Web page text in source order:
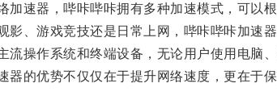
速器，哔咔哔咔拥有多种加速模式，可以根
、游戏竞技还是日常上网，哔咔哔咔加速器
操作系统和终端设备，无论用户使用电脑、
的优势不仅仅在于提升网络速度，更在于保